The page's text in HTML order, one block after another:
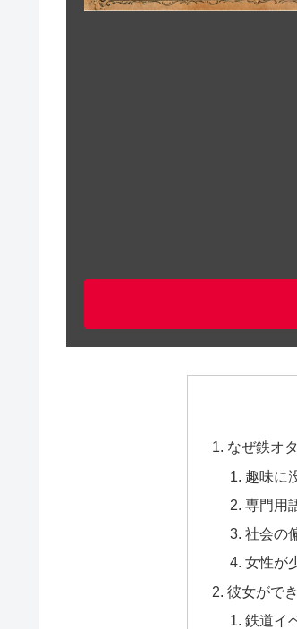
なぜ鉄オ
趣味に
専門用
社会の
女性が
彼女がで
鉄道イ